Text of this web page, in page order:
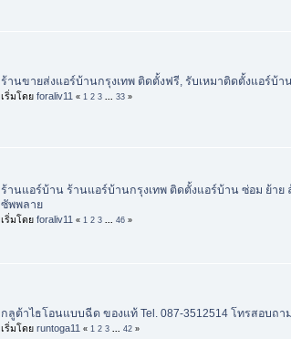
ร้านขายส่งแอร์บ้านกรุงเทพ ติดตั้งฟรี, รับเหมาติดตั้งแอร์บ้า
เริ่มโดย foraliv11 « 1 2 3 33 »
ร้านแอร์บ้าน ร้านแอร์บ้านกรุงเทพ ติดตั้งแอร์บ้าน ซ่อม ย้าย
ซัพพลาย
เริ่มโดย foraliv11 « 1 2 3 46 »
กลูต้าไธโอนแบบฉีด ของแท้ Tel. 087-3512514 โทรสอบถา
เริ่มโดย runtoga11 « 1 2 3 42 »